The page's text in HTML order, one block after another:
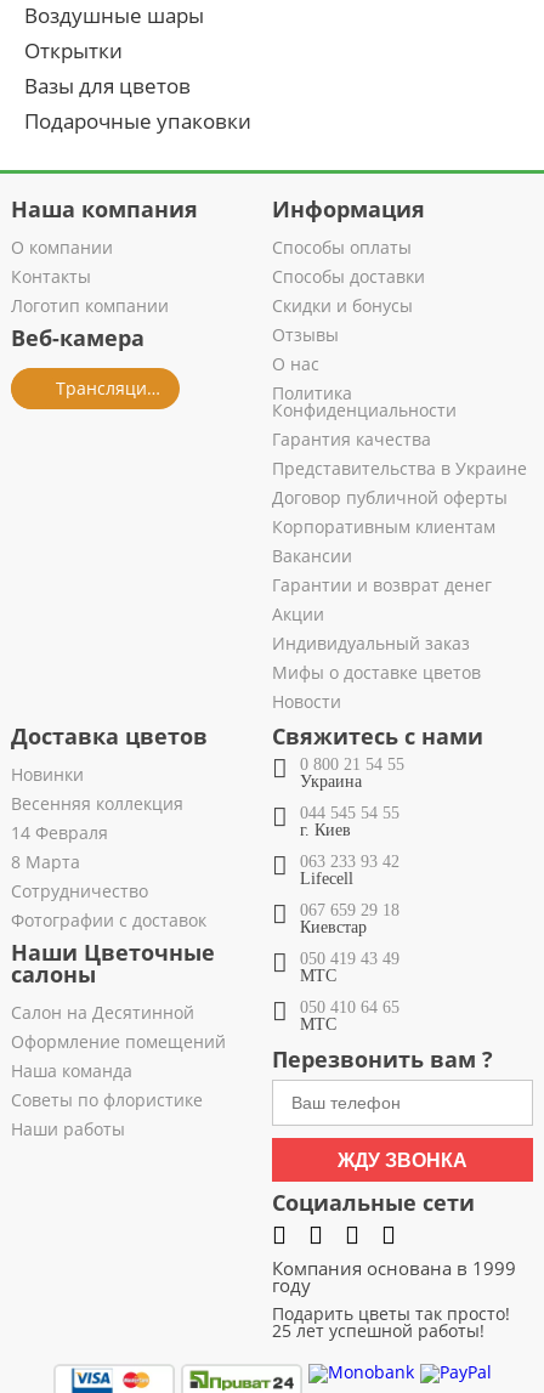
Воздушные шары
Открытки
Вазы для цветов
Подарочные упаковки
Наша компания
О компании
Контакты
Логотип компании
Веб-камера
Трансляция из салона
Информация
Способы оплаты
Способы доставки
Скидки и бонусы
Отзывы
О нас
Политика
Конфиденциальности
Гарантия качества
Представительства в Украине
Договор публичной оферты
Корпоративным клиентам
Вакансии
Гарантии и возврат денег
Акции
Индивидуальный заказ
Мифы о доставке цветов
Новости
Доставка цветов
Новинки
Весенняя коллекция
14 Февраля
8 Марта
Сотрудничество
Фотографии с доставок
Наши Цветочные
салоны
Салон на Десятинной
Оформление помещений
Наша команда
Советы по флористике
Наши работы
Свяжитесь с нами
0 800 21 54 55
Украина
044 545 54 55
г. Киев
063 233 93 42
Lifecell
067 659 29 18
Киевстар
050 419 43 49
МТС
050 410 64 65
МТС
Перезвонить вам ?
ЖДУ ЗВОНКА
Социальные сети
Компания основана в 1999
году
Подарить цветы так просто!
25 лет успешной работы!